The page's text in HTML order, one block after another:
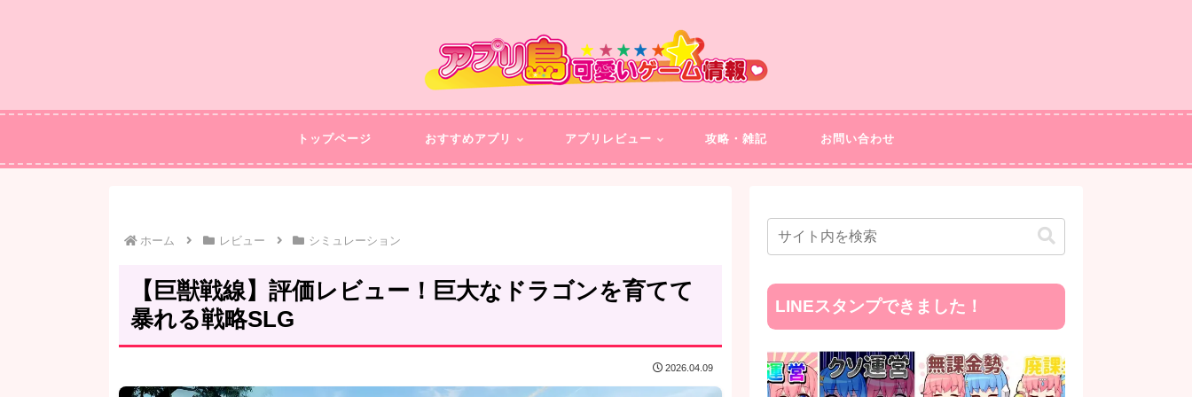
トップページ おすすめアプリ アプリレビュー 攻略・雑記 お問い合わせ
ホーム レビュー シミュレーション
【巨獣戦線】評価レビュー！巨大なドラゴンを育てて
暴れる戦略SLG
2026.04.09
LINEスタンプできました！